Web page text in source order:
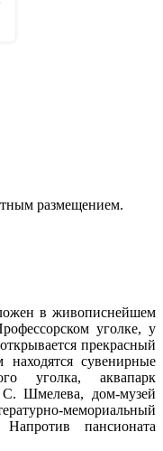
размещением.
в живописнейшем
уголке, у
прекрасный
сувенирные
уголка, аквапарк
Шмелева, дом-музей
мемориальный
пансионата